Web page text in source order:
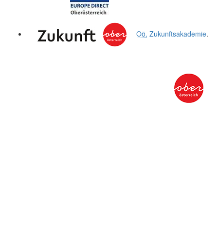
Oö. Zukunftsakademie.